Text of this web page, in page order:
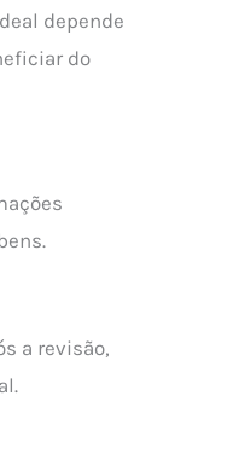
depende
do
a revisão,